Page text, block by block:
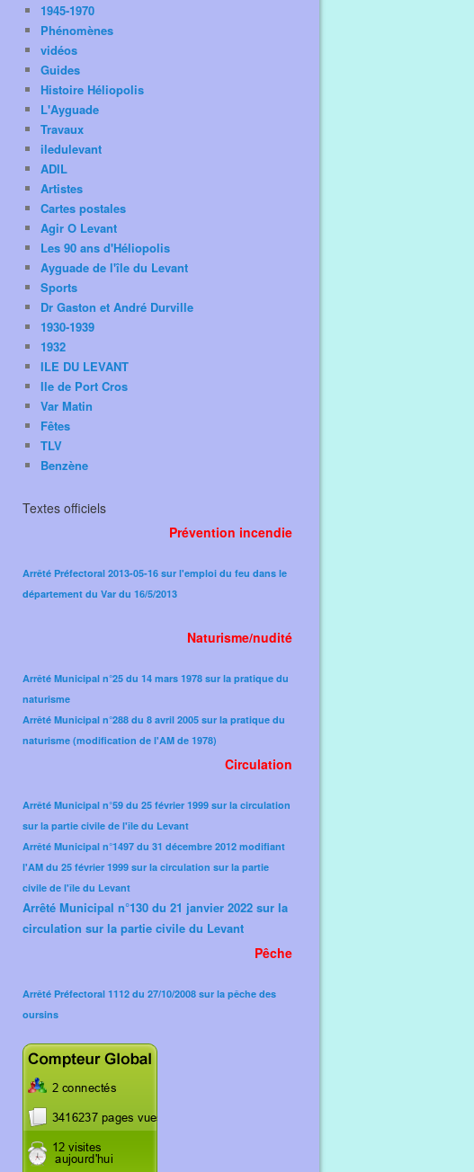
1945-1970
Phénomènes
vidéos
Guides
Histoire Héliopolis
L'Ayguade
Travaux
iledulevant
ADIL
Artistes
Cartes postales
Agir O Levant
Les 90 ans d'Héliopolis
Ayguade de l'île du Levant
Sports
Dr Gaston et André Durville
1930-1939
1932
ILE DU LEVANT
Ile de Port Cros
Var Matin
Fêtes
TLV
Benzène
Textes officiels
Prévention incendie
Arrêté Préfectoral 2013-05-16 sur l'emploi du feu dans le
département du Var du 16/5/2013
Naturisme/nudité
Arrêté Municipal n°25 du 14 mars 1978 sur la pratique du
naturisme
Arrêté Municipal n°288 du 8 avril 2005 sur la pratique du
naturisme (modification de l'AM de 1978)​
Circulation
Arrêté Municipal n°59 du 25 février 1999 sur la circulation
sur la partie civile de l'île du Levant
Arrêté Municipal n°1497 du 31 décembre 2012 modifiant
l'AM du 25 février 1999 sur la circulation sur la partie
civile de l'île du Levant
Arrêté Municipal n°130 du 21 janvier 2022 sur la
circulation sur la partie civile du Levant
Pêche
Arrêté Préfectoral 1112 du 27/10/2008 sur la pêche des
oursins